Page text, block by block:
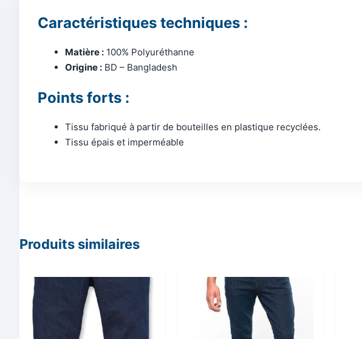
Caractéristiques techniques :
Matière : 100% Polyuréthanne
Origine : BD – Bangladesh
Points forts :
Tissu fabriqué à partir de bouteilles en plastique recyclées.
Tissu épais et imperméable
Produits similaires